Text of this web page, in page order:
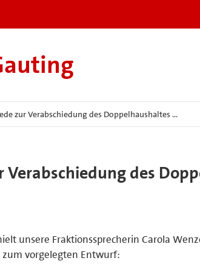
zur Verabschiedung des Doppelhaushaltes …
Verabschiedung des
unsere Fraktionssprecherin Carola
vorgelegten Entwurf: